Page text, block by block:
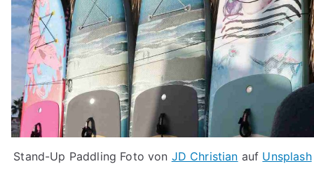
Stand-Up Paddling Foto von JD Christian auf Unsplash